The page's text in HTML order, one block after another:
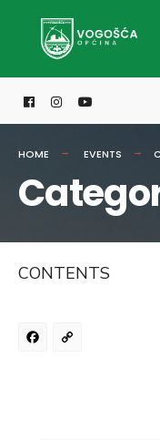
HOME EVENTS
CONTENTS
Facebook
for: